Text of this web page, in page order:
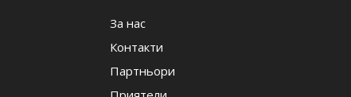
За нас
Контакти
Партньори